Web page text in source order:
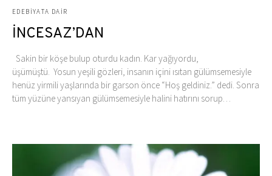
EDEBIYATA DAIR
İNCESAZ’DAN
Sakin bir köşe bulup oturdu kadın. Kar yağıyordu,
üşümüştü. Yosun yeşili gözleri, insanın içini ısıtan gülümsemesiyle
henüz yirmili yaşlarında bir garson önce “Hoş geldiniz.” dedi. Sonra
tüm yüzüne yansıyan gülümsemesiyle halini hatırını sorup…